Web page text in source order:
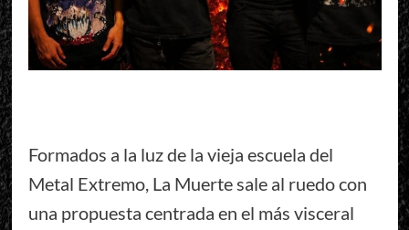
Formados a la luz de la vieja escuela del
Metal Extremo, La Muerte sale al ruedo con
una propuesta centrada en el más visceral